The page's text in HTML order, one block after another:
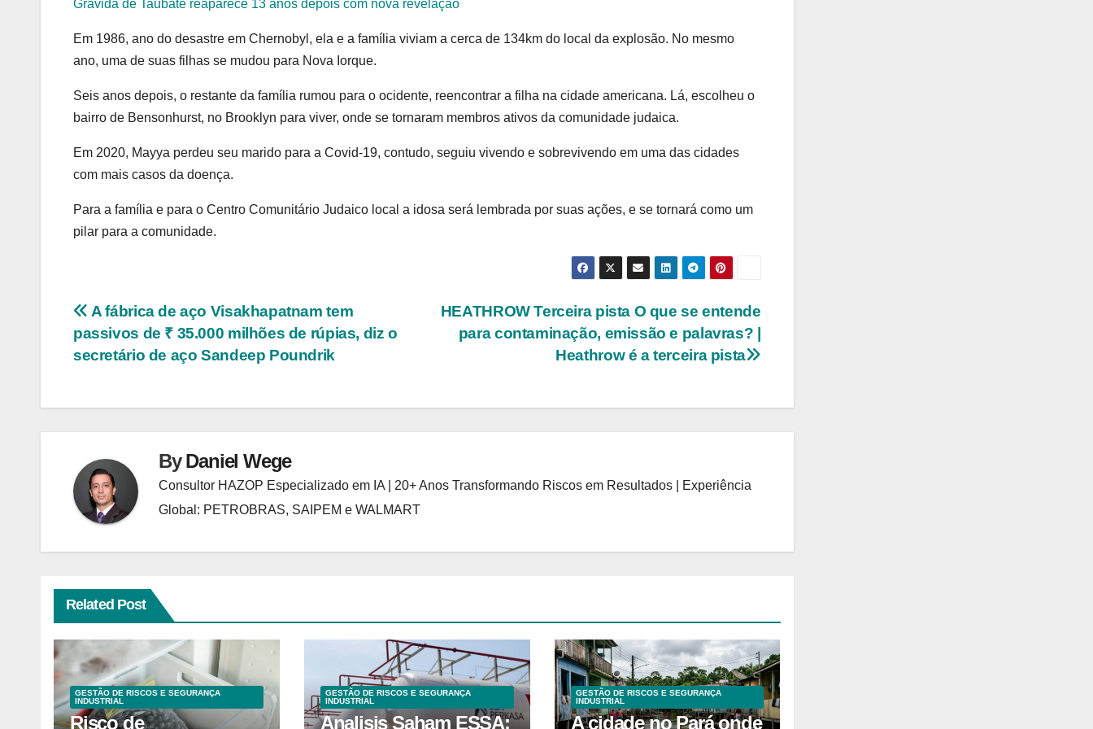
Grávida de Taubaté reaparece 13 anos depois com nova revelação
Em 1986, ano do desastre em Chernobyl, ela e a família viviam a cerca de 134km do local da explosão. No mesmo
ano, uma de suas filhas se mudou para Nova Iorque.
Seis anos depois, o restante da família rumou para o ocidente, reencontrar a filha na cidade americana. Lá, escolheu o
bairro de Bensonhurst, no Brooklyn para viver, onde se tornaram membros ativos da comunidade judaica.
Em 2020, Mayya perdeu seu marido para a Covid-19, contudo, seguiu vivendo e sobrevivendo em uma das cidades
com mais casos da doença.
Para a família e para o Centro Comunitário Judaico local a idosa será lembrada por suas ações, e se tornará como um
pilar para a comunidade.
Navegação
de
HEATHROW Terceira pista O que se entende
para contaminação, emissão e palavras? |
Heathrow é a terceira pista
A fábrica de aço Visakhapatnam tem
passivos de ₹ 35.000 milhões de rúpias, diz o
secretário de aço Sandeep Poundrik
ByDaniel Wege
Consultor HAZOP Especializado em IA | 20+ Anos Transformando Riscos em Resultados | Experiência
Global: PETROBRAS, SAIPEM e WALMART
Related Post
GESTÃO DE RISCOS E SEGURANÇA
INDUSTRIAL
Risco de
GESTÃO DE RISCOS E SEGURANÇA
INDUSTRIAL
Analisis Saham ESSA:
GESTÃO DE RISCOS E SEGURANÇA
INDUSTRIAL
A cidade no Pará onde